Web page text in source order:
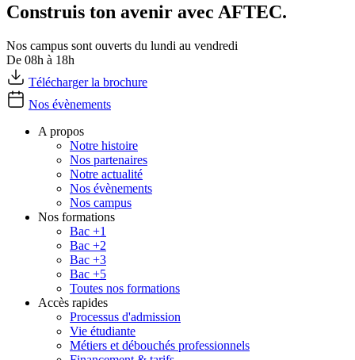
Construis ton avenir avec AFTEC.
Nos campus sont ouverts du lundi au vendredi
De 08h à 18h
Télécharger la brochure
Nos évènements
A propos
Notre histoire
Nos partenaires
Notre actualité
Nos évènements
Nos campus
Nos formations
Bac +1
Bac +2
Bac +3
Bac +5
Toutes nos formations
Accès rapides
Processus d'admission
Vie étudiante
Métiers et débouchés professionnels